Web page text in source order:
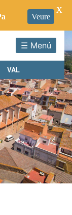
☰ Menú
VAL
Veure
X